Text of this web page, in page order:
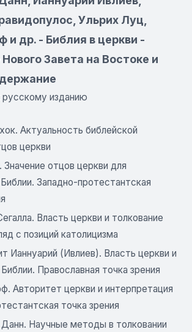
Ульрих Луц,
и др. - Библия в церкви -
Завета на Востоке и
изданию
Актуальность библейской
церкви
отцов церкви для
Западно-протестантская
Власть церкви и толкование
с позиций католицизма
Ианнуарий (Ивлиев). Власть церкви и
Православная точка зрения
Авторитет церкви и интерпретация
точка зрения
Научные методы в толковании